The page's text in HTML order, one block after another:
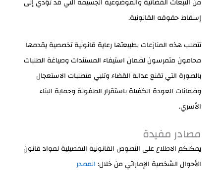
إسقاط حقوقه القانونية.
تتطلب هذه المنازعات بطبيعتها رعاية قانونية تخصصية يقدمها
محامون متمرسون لضمان استيفاء المستندات وصياغة الطلبات
بالصورة التي تقنع عدالة القضاء وتلبي متطلبات الاستعجال
وضمانات العودة الكفيلة باستقرار الطفولة وحماية البناء
الأسري.
مصادر مفيدة
يمكنكم الاطلاع على النصوص القانونية التفصيلية لمواد قانون
الأحوال الشخصية الإماراتي من خلال:المصدر